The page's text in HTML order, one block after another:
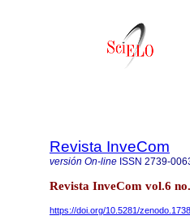
Revista InveCom
versión On-line ISSN 2739-
Revista InveCom vol.6
https://doi.org/10.5281/